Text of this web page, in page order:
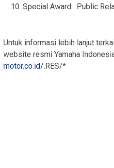
Special Award : Public
Untuk informasi lebih lanjut
website resmi Yamaha
motor.co.id/.RES/*